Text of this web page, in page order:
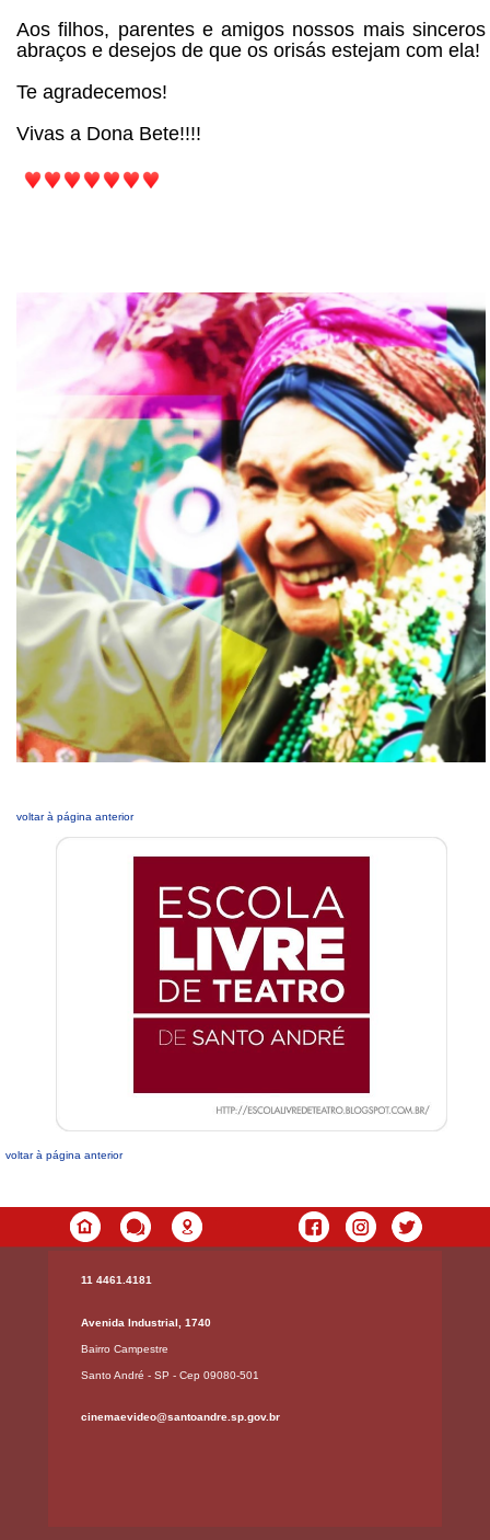
Aos filhos, parentes e amigos nossos mais sinceros
abraços e desejos de que os orisás estejam com ela!
Te agradecemos!
Vivas a Dona Bete!!!!
voltar à página anterior
voltar à página anterior
11 4461.4181
Avenida Industrial, 1740
Bairro Campestre
Santo André - SP - Cep 09080-501
cinemaevideo@santoandre.sp.gov.br